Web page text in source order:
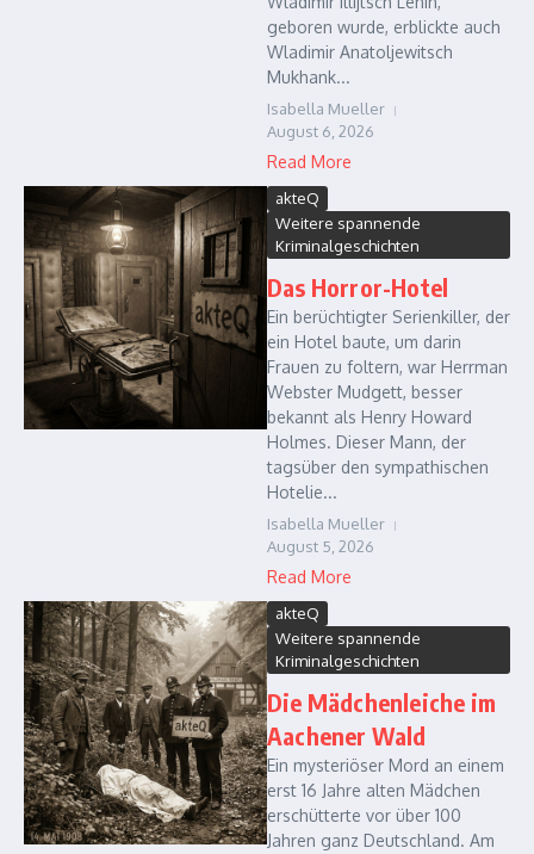
geboren wurde, erblickte auch
Wladimir Anatoljewitsch
Mukhank...
Isabella Mueller
August 6, 2026
Read More
akteQ
Weitere spannende
Kriminalgeschichten
Das Horror-Hotel
Ein berüchtigter Serienkiller, der
ein Hotel baute, um darin
Frauen zu foltern, war Herrman
Webster Mudgett, besser
bekannt als Henry Howard
Holmes. Dieser Mann, der
tagsüber den sympathischen
Hotelie...
Isabella Mueller
August 5, 2026
Read More
akteQ
Weitere spannende
Kriminalgeschichten
Die Mädchenleiche im
Aachener Wald
Ein mysteriöser Mord an einem
erst 16 Jahre alten Mädchen
erschütterte vor über 100
Jahren ganz Deutschland. Am